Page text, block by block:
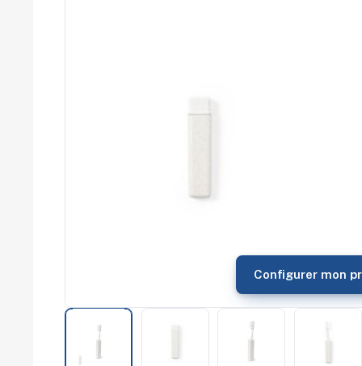
Configurer mon